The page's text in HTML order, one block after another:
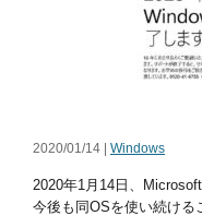
2020/01/14 | Windows
2020年1月14日、
今後も同OSを使い続ける